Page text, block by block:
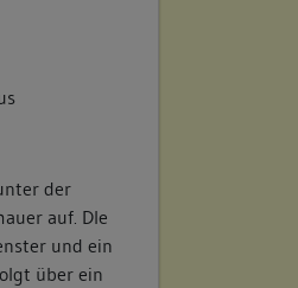
der
auf. DIe
und ein
über ein